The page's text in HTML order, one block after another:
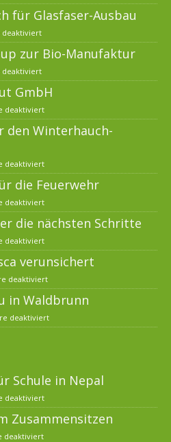
für Glasfaser-Ausbau
deaktiviert
zur Bio-Manufaktur
deaktiviert
GmbH
deaktiviert
Winterhauch-
deaktiviert
die Feuerwehr
deaktiviert
die nächsten Schritte
deaktiviert
verunsichert
deaktiviert
in Waldbrunn
deaktiviert
Schule in Nepal
deaktiviert
Zusammensitzen
deaktiviert